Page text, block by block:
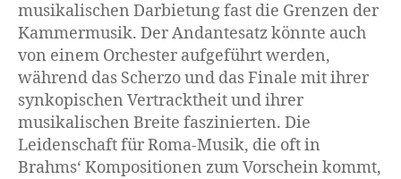
musikalischen Darbietung fast die Grenzen der
Kammermusik. Der Andantesatz könnte auch
von einem Orchester aufgeführt werden,
während das Scherzo und das Finale mit ihrer
synkopischen Vertracktheit und ihrer
musikalischen Breite faszinierten. Die
Leidenschaft für Roma-Musik, die oft in
Brahms‘ Kompositionen zum Vorschein kommt,